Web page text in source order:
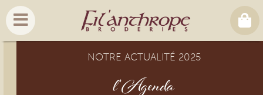
NOTRE ACTUALITÉ 2025
l'Agenda